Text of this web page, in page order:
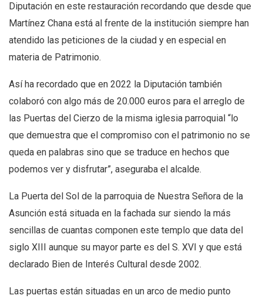
Diputación en este restauración recordando que desde que
Martínez Chana está al frente de la institución siempre han
atendido las peticiones de la ciudad y en especial en
materia de Patrimonio.
Así ha recordado que en 2022 la Diputación también
colaboró con algo más de 20.000 euros para el arreglo de
las Puertas del Cierzo de la misma iglesia parroquial “lo
que demuestra que el compromiso con el patrimonio no se
queda en palabras sino que se traduce en hechos que
podemos ver y disfrutar”, aseguraba el alcalde.
La Puerta del Sol de la parroquia de Nuestra Señora de la
Asunción está situada en la fachada sur siendo la más
sencillas de cuantas componen este templo que data del
siglo XIII aunque su mayor parte es del S. XVI y que está
declarado Bien de Interés Cultural desde 2002.
Las puertas están situadas en un arco de medio punto